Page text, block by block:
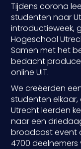
Tijdens corona
studenten naar
introductieweek,
Hogeschool
Samen met het
bedacht
online UIT.
We creëerden
studenten
Utrecht leerden
naar een
broadcast event
4700